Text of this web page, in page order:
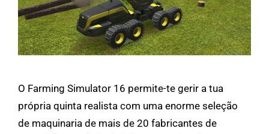
O Farming Simulator 16 permite-te gerir a tua
própria quinta realista com uma enorme seleção
de maquinaria de mais de 20 fabricantes de